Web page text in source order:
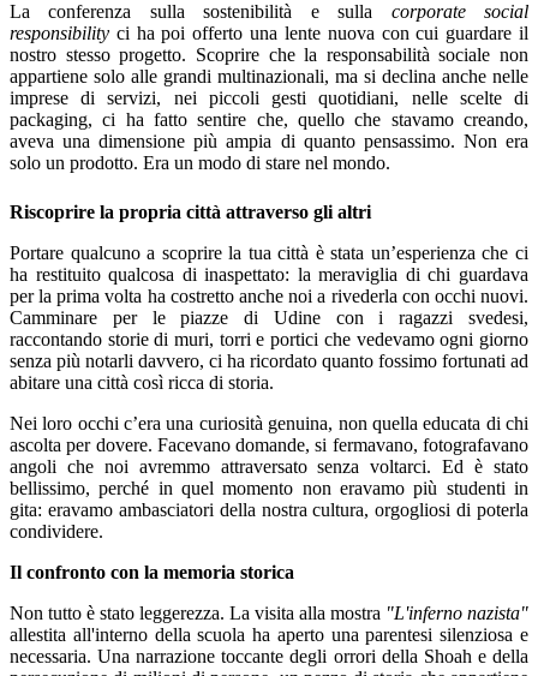
La conferenza sulla sostenibilità e sulla corporate social
responsibility ci ha poi offerto una lente nuova con cui guardare il
nostro stesso progetto. Scoprire che la responsabilità sociale non
appartiene solo alle grandi multinazionali, ma si declina anche nelle
imprese di servizi, nei piccoli gesti quotidiani, nelle scelte di
packaging, ci ha fatto sentire che, quello che stavamo creando,
aveva una dimensione più ampia di quanto pensassimo. Non era
solo un prodotto. Era un modo di stare nel mondo.
Riscoprire la propria città attraverso gli altri
Portare qualcuno a scoprire la tua città è stata un’esperienza che ci
ha restituito qualcosa di inaspettato: la meraviglia di chi guardava
per la prima volta ha costretto anche noi a rivederla con occhi nuovi.
Camminare per le piazze di Udine con i ragazzi svedesi,
raccontando storie di muri, torri e portici che vedevamo ogni giorno
senza più notarli davvero, ci ha ricordato quanto fossimo fortunati ad
abitare una città così ricca di storia.
Nei loro occhi c’era una curiosità genuina, non quella educata di chi
ascolta per dovere. Facevano domande, si fermavano, fotografavano
angoli che noi avremmo attraversato senza voltarci. Ed è stato
bellissimo, perché in quel momento non eravamo più studenti in
gita: eravamo ambasciatori della nostra cultura, orgogliosi di poterla
condividere.
Il confronto con la memoria storica
Non tutto è stato leggerezza. La visita alla mostra "L'inferno nazista"
allestita all'interno della scuola ha aperto una parentesi silenziosa e
necessaria. Una narrazione toccante degli orrori della Shoah e della